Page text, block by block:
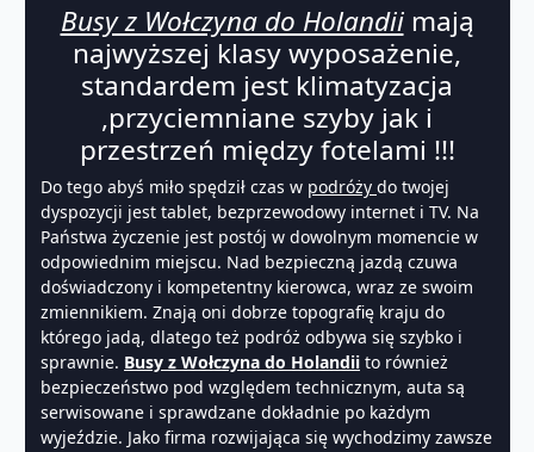
Busy z Wołczyna do Holandiimają
najwyższej klasy wyposażenie,
standardem jest klimatyzacja
,przyciemniane szyby jak i
przestrzeń między fotelami !!!
Do tego abyś miło spędził czas w podróży do twojej
dyspozycji jest tablet, bezprzewodowy internet i TV. Na
Państwa życzenie jest postój w dowolnym momencie w
odpowiednim miejscu. Nad bezpieczną jazdą czuwa
doświadczony i kompetentny kierowca, wraz ze swoim
zmiennikiem. Znają oni dobrze topografię kraju do
którego jadą, dlatego też podróż odbywa się szybko i
sprawnie. Busy z Wołczyna do Holandii to również
bezpieczeństwo pod względem technicznym, auta są
serwisowane i sprawdzane dokładnie po każdym
wyjeździe. Jako firma rozwijająca się wychodzimy zawsze